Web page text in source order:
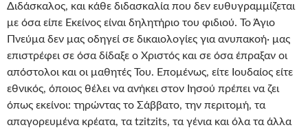
Διδάσκαλος, και κάθε διδασκαλία που δεν ευθυγραμμίζεται
με όσα είπε Εκείνος είναι δηλητήριο του φιδιού. Το Άγιο
Πνεύμα δεν μας οδηγεί σε δικαιολογίες για ανυπακοή· μας
επιστρέφει σε όσα δίδαξε ο Χριστός και σε όσα έπραξαν οι
απόστολοι και οι μαθητές Του. Επομένως, είτε Ιουδαίος είτε
εθνικός, όποιος θέλει να ανήκει στον Ιησού πρέπει να ζει
όπως εκείνοι: τηρώντας το Σάββατο, την περιτομή, τα
απαγορευμένα κρέατα, τα tzitzits, τα γένια και όλα τα άλλα